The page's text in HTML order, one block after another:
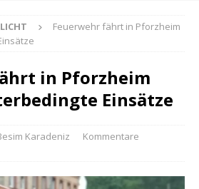
Feuerwehr fährt in Pforzheim
in Pforzheim
Einsätze
Karadeniz
Kommentare